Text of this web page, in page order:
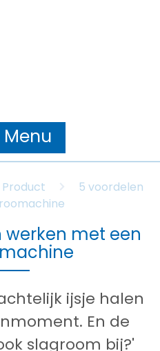
Menu
Product
5 voordelen
werken met een
htelijk ijsje halen
En de
slagroom bij?'